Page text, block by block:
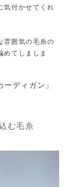
気付かせてくれ
雰囲気の毛糸の
めてしましま
ーディガン」
む毛糸